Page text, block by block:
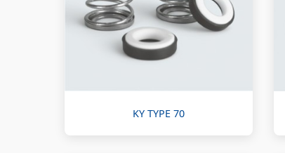
KY TYPE 70